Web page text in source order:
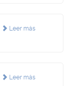
Leer más
Leer más